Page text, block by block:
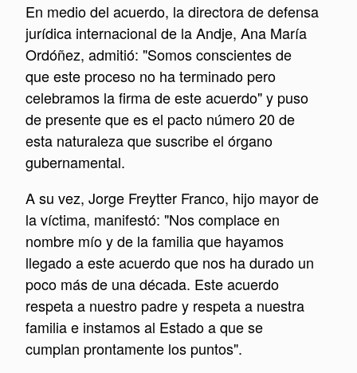
En medio del acuerdo, la directora de defensa
jurídica internacional de la Andje, Ana María
Ordóñez, admitió: "Somos conscientes de
que este proceso no ha terminado pero
celebramos la firma de este acuerdo" y puso
de presente que es el pacto número 20 de
esta naturaleza que suscribe el órgano
gubernamental.
A su vez, Jorge Freytter Franco, hijo mayor de
la víctima, manifestó: "Nos complace en
nombre mío y de la familia que hayamos
llegado a este acuerdo que nos ha durado un
poco más de una década. Este acuerdo
respeta a nuestro padre y respeta a nuestra
familia e instamos al Estado a que se
cumplan prontamente los puntos".